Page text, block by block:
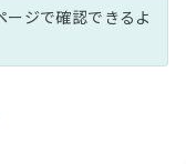
ージで確認できるよ